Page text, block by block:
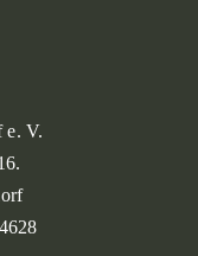
e. V.